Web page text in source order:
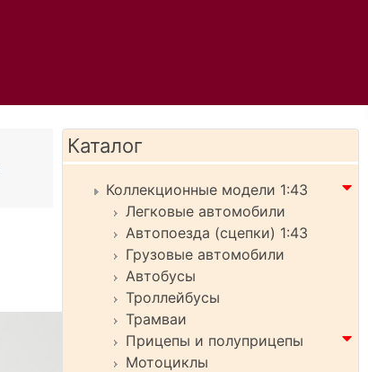
Каталог
Коллекционные модели 1:43
Легковые автомобили
Автопоезда (сцепки) 1:43
Грузовые автомобили
Автобусы
Троллейбусы
Трамваи
Прицепы и полуприцепы
Мотоциклы